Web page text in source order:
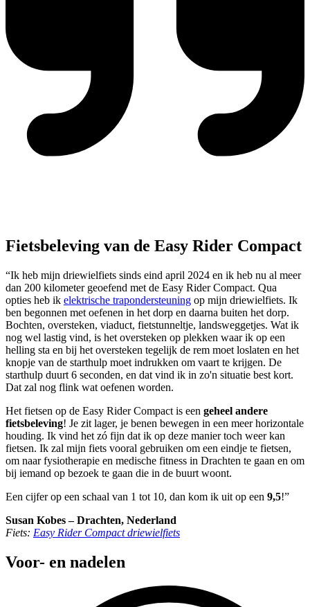
Fietsbeleving van de Easy Rider Compact
“Ik heb mijn driewielfiets sinds eind april 2024 en ik heb nu al meer
dan 200 kilometer geoefend met de Easy Rider Compact. Qua
opties heb ik elektrische trapondersteuning op mijn driewielfiets. Ik
ben begonnen met oefenen in het dorp en daarna buiten het dorp.
Bochten, oversteken, viaduct, fietstunneltje, landsweggetjes. Wat ik
nog wel lastig vind, is het oversteken op plekken waar ik op een
helling sta en bij het oversteken tegelijk de rem moet loslaten en het
knopje van de starthulp moet indrukken om vaart te krijgen. De
starthulp duurt 6 seconden, en dat vind ik in zo'n situatie best kort.
Dat zal nog flink wat oefenen worden.
Het fietsen op de Easy Rider Compact is een geheel andere
fietsbeleving! Je zit lager, je benen bewegen in een meer horizontale
houding. Ik vind het zó fijn dat ik op deze manier toch weer kan
fietsen. Ik zal mijn fiets vooral gebruiken om een eindje te fietsen,
om naar fysiotherapie en medische fitness in Drachten te gaan en om
bij iemand op bezoek te gaan die in de buurt woont.
Een cijfer op een schaal van 1 tot 10, dan kom ik uit op een 9,5!”
Susan Kobes – Drachten, Nederland
Fiets: Easy Rider Compact driewielfiets
Voor- en nadelen